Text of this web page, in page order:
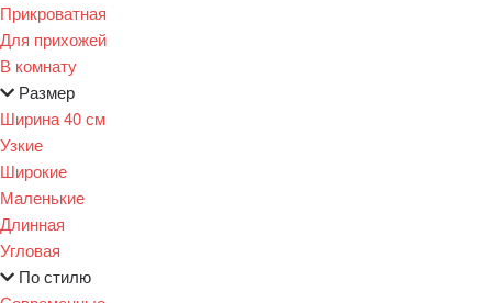
Прикроватная
Для прихожей
В комнату
Размер
Ширина 40 см
Узкие
Широкие
Маленькие
Длинная
Угловая
По стилю